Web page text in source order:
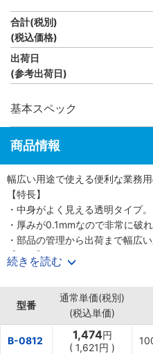
合計(税別)
(税込価格)
出荷日
(参考出荷日)
基本スペック
商品情報
幅広い用途で使える便利な業務用
【特長】
・中身がよく見える透明タイプ。
・厚みが0.1mmなので非常に破れ
・部品の管理から出荷まで幅広
【用途】
・部品の管理などの保管、管理。
続きを読む
型番
通常単価(税別)
(税込単価)
B-0812 1,474円
( 1,621円 )